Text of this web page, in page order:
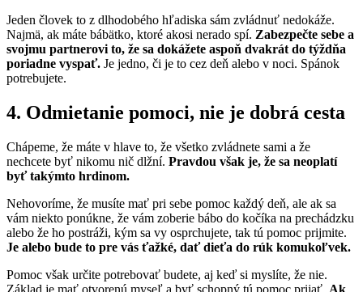
Jeden človek to z dlhodobého hľadiska sám zvládnuť nedokáže.
Najmä, ak máte bábätko, ktoré akosi nerado spí. Zabezpečte sebe a
svojmu partnerovi to, že sa dokážete aspoň dvakrát do týždňa
poriadne vyspať. Je jedno, či je to cez deň alebo v noci. Spánok
potrebujete.
4. Odmietanie pomoci, nie je dobrá cesta
Chápeme, že máte v hlave to, že všetko zvládnete sami a že
nechcete byť nikomu nič dlžní. Pravdou však je, že sa neoplatí
byť takýmto hrdinom.
Nehovoríme, že musíte mať pri sebe pomoc každý deň, ale ak sa
vám niekto ponúkne, že vám zoberie bábo do kočíka na prechádzku
alebo že ho postráži, kým sa vy osprchujete, tak tú pomoc prijmite.
Je alebo bude to pre vás ťažké, dať dieťa do rúk komukoľvek.
Pomoc však určite potrebovať budete, aj keď si myslíte, že nie.
Základ je mať otvorenú myseľ a byť schopný tú pomoc prijať. Ak